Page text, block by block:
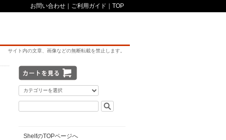
お問い合わせ ご利用ガイド TOP
サイト内の文章、画像などの無断転載を禁止します。
ShelfのTOPページへ